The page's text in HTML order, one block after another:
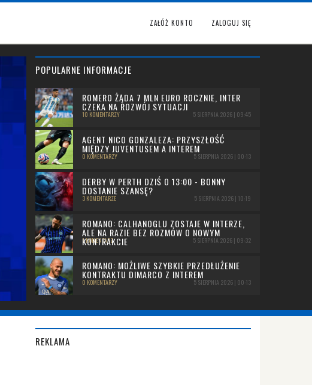
ZAŁÓŻ KONTO ZALOGUJ SIĘ
POPULARNE INFORMACJE
ROMERO ŻĄDA 7 MLN EURO ROCZNIE, INTER
CZEKA NA ROZWÓJ SYTUACJI
10 KOMENTARZY 5 SIERPNIA 2026 | 09:45
AGENT NICO GONZALEZA: PRZYSZŁOŚĆ
MIĘDZY JUVENTUSEM A INTEREM
0 KOMENTARZY 5 SIERPNIA 2026 | 00:13
DERBY W PERTH DZIŚ O 13:00 - BONNY
DOSTANIE SZANSĘ?
3 KOMENTARZE 5 SIERPNIA 2026 | 10:19
ROMANO: CALHANOGLU ZOSTAJE W INTERZE,
ALE NA RAZIE BEZ ROZMÓW O NOWYM
KONTRAKCIE
1 KOMENTARZ 5 SIERPNIA 2026 | 09:32
ROMANO: MOŻLIWE SZYBKIE PRZEDŁUŻENIE
KONTRAKTU DIMARCO Z INTEREM
0 KOMENTARZY 5 SIERPNIA 2026 | 00:13
REKLAMA